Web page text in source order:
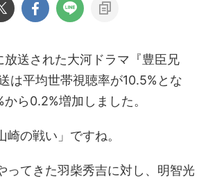
送された大河ドラマ『豊臣兄
は平均世帯視聴率が10.5%とな
ら0.2%増加しました。
の戦い」ですね。
ってきた羽柴秀吉に対し、明智光